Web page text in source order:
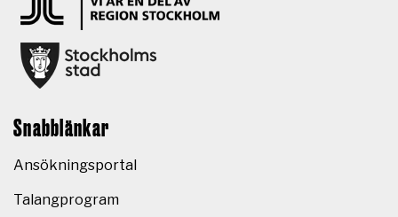
Snabblänkar
Ansökningsportal
Talangprogram